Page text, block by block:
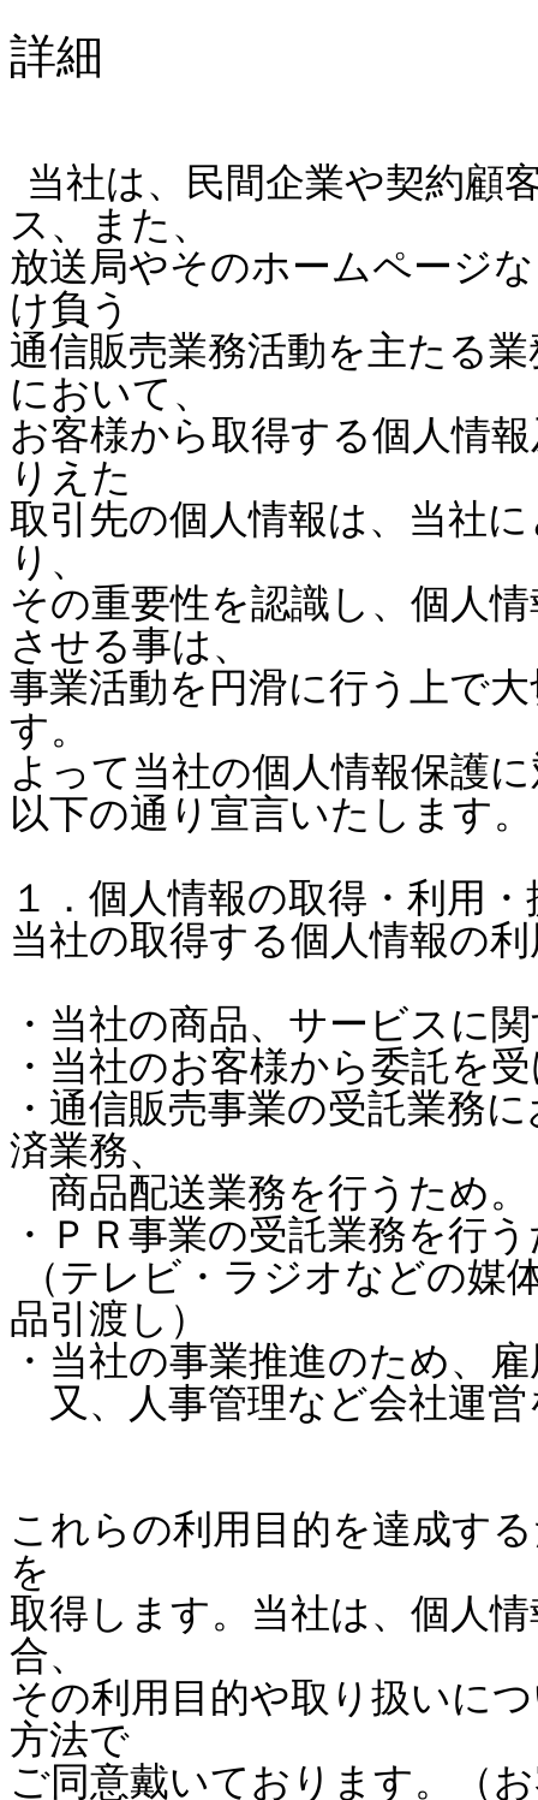
詳細
当社は、民間企業や契約顧
ス、また、
放送局やそのホームページ
け負う
通信販売業務活動を主たる
において、
お客様から取得する個人情
りえた
取引先の個人情報は、当社
り、
その重要性を認識し、個人
させる事は、
事業活動を円滑に行う上で
す。
よって当社の個人情報保護
以下の通り宣言いたします。
１．個人情報の取得・利用・
当社の取得する個人情報の
・当社の商品、サービスに
・当社のお客様から委託を
・通信販売事業の受託業務
済業務、
商品配送業務を行うため。
・ＰＲ事業の受託業務を行
（テレビ・ラジオなどの媒
品引渡し）
・当社の事業推進のため、
又、人事管理など会社運営
これらの利用目的を達成す
を
取得します。 当社は、個人
合、
その利用目的や取り扱いに
方法で
ご同意戴いております。
（